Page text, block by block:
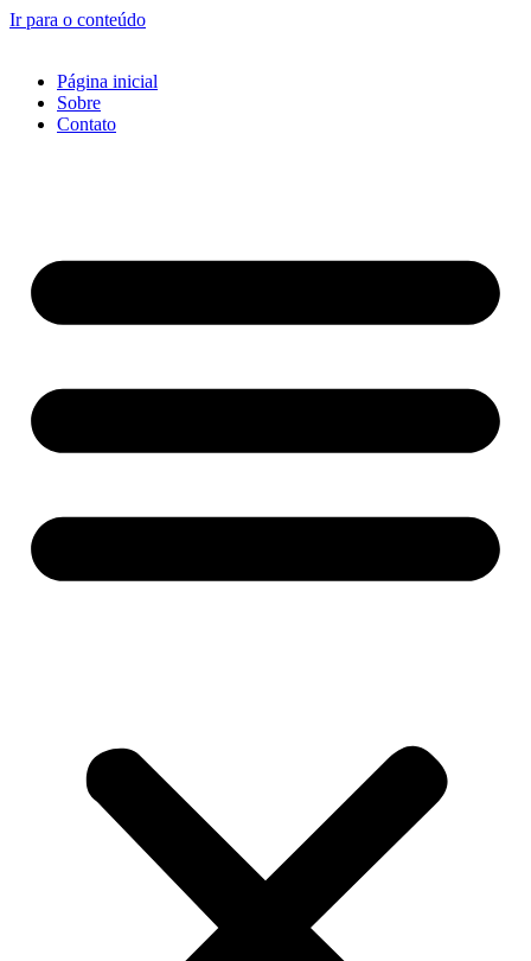
Ir para o conteúdo
Página inicial
Sobre
Contato